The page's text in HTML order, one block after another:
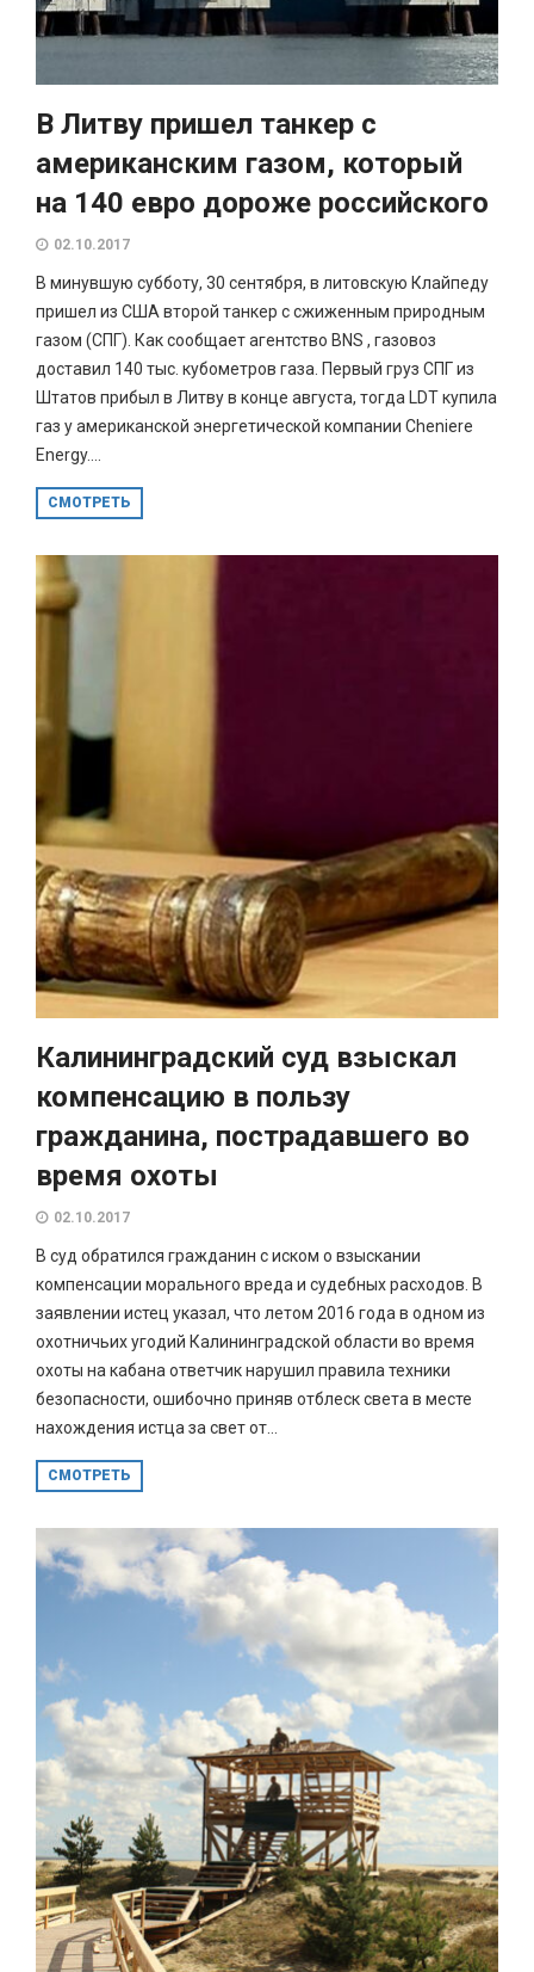
В Литву пришел танкер с
американским газом, который
на 140 евро дороже российского
02.10.2017
В минувшую субботу, 30 сентября, в литовскую Клайпеду
пришел из США второй танкер с сжиженным природным
газом (СПГ). Как сообщает агентство BNS , газовоз
доставил 140 тыс. кубометров газа. Первый груз СПГ из
Штатов прибыл в Литву в конце августа, тогда LDT купила
газ у американской энергетической компании Cheniere
Energy....
СМОТРЕТЬ
Калининградский суд взыскал
компенсацию в пользу
гражданина, пострадавшего во
время охоты
02.10.2017
В суд обратился гражданин с иском о взыскании
компенсации морального вреда и судебных расходов. В
заявлении истец указал, что летом 2016 года в одном из
охотничьих угодий Калининградской области во время
охоты на кабана ответчик нарушил правила техники
безопасности, ошибочно приняв отблеск света в месте
нахождения истца за свет от...
СМОТРЕТЬ